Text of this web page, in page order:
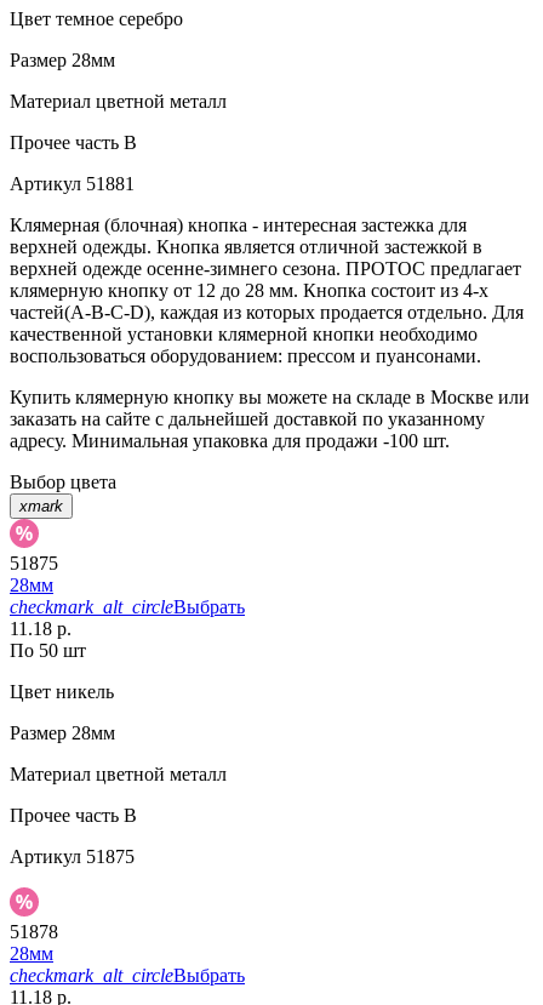
Цвет темное серебро
Размер 28мм
Материал цветной металл
Прочее часть B
Артикул 51881
Клямерная (блочная) кнопка - интересная застежка для
верхней одежды. Кнопка является отличной застежкой в
верхней одежде осенне-зимнего сезона. ПРОТОС предлагает
клямерную кнопку от 12 до 28 мм. Кнопка состоит из 4-х
частей(А-В-С-D), каждая из которых продается отдельно. Для
качественной установки клямерной кнопки необходимо
воспользоваться оборудованием: прессом и пуансонами.
Купить клямерную кнопку вы можете на складе в Москве или
заказать на сайте с дальнейшей доставкой по указанному
адресу. Минимальная упаковка для продажи -100 шт.
Выбор цвета
xmark
51875
28мм
checkmark_alt_circleВыбрать
11.18 р.
По 50 шт
Цвет никель
Размер 28мм
Материал цветной металл
Прочее часть B
Артикул 51875
51878
28мм
checkmark_alt_circleВыбрать
11.18 р.